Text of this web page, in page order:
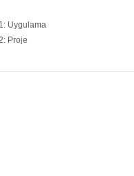
Uygulama
Proje